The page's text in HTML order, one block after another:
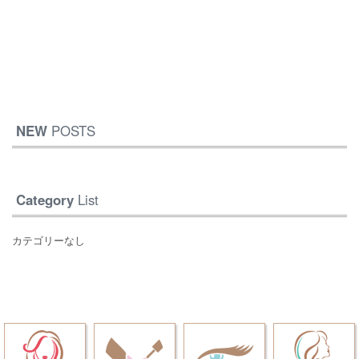
NEW POSTS
Category List
カテゴリーなし